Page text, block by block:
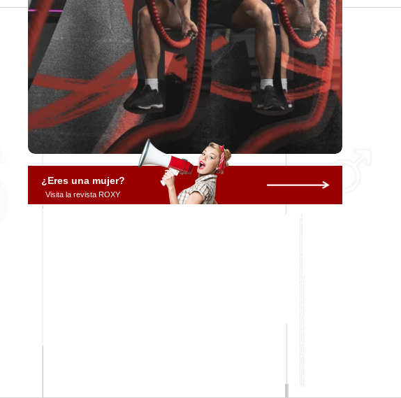
¿Eres una mujer?
Visita la revista ROXY